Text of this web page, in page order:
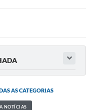
AS CATEGORIAS
NOTÍCIAS